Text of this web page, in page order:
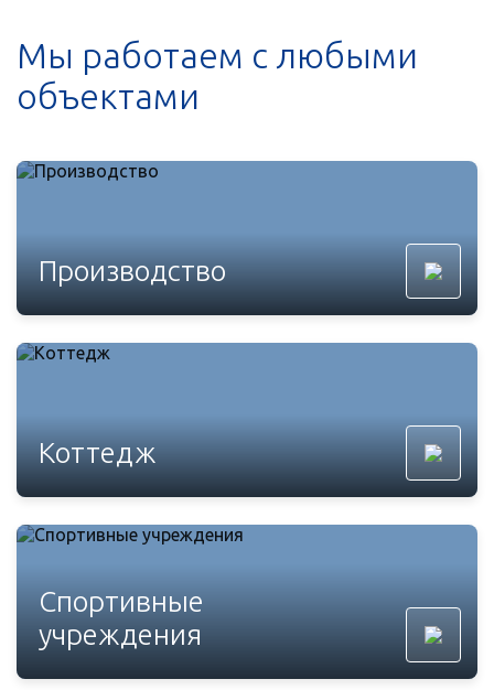
Мы работаем с любыми
объектами
Производство
Коттедж
Спортивные
учреждения